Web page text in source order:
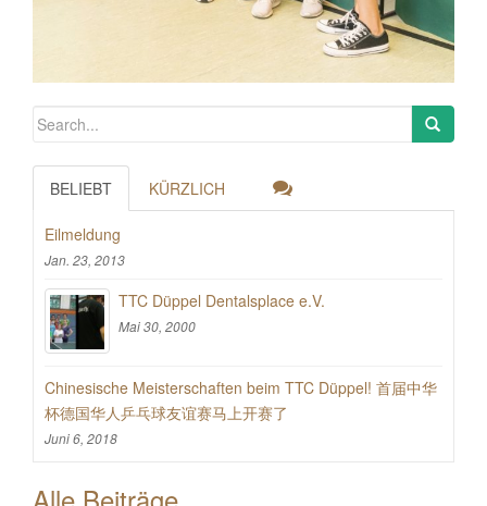
BELIEBT KÜRZLICH
Eilmeldung
Jan. 23, 2013
TTC Düppel Dentalsplace e.V.
Mai 30, 2000
Chinesische Meisterschaften beim TTC Düppel! 首届中华
杯德国华人乒乓球友谊赛马上开赛了
Juni 6, 2018